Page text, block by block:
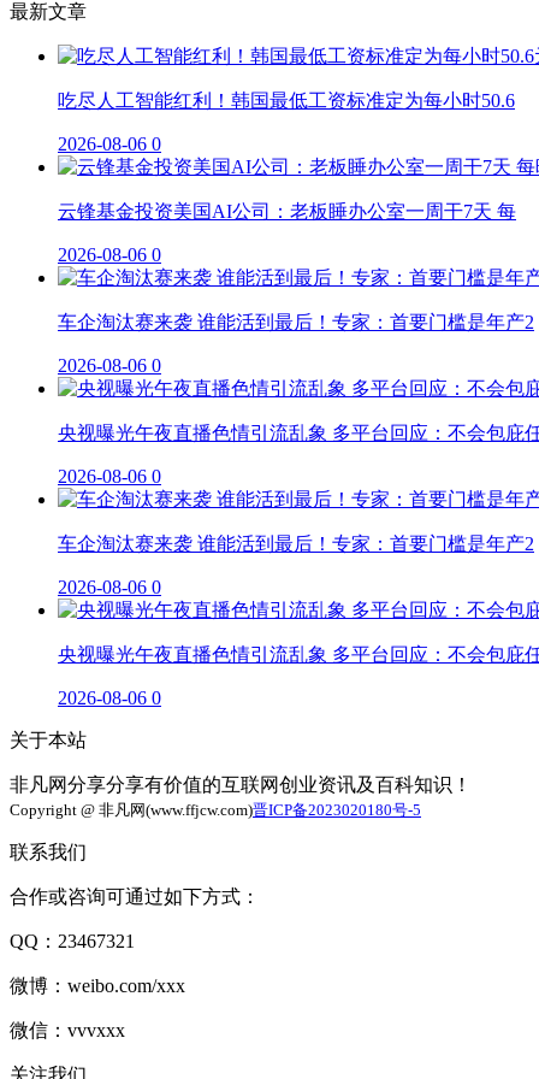
最新文章
吃尽人工智能红利！韩国最低工资标准定为每小时50.6
2026-08-06 0
云锋基金投资美国AI公司：老板睡办公室一周干7天 每
2026-08-06 0
车企淘汰赛来袭 谁能活到最后！专家：首要门槛是年产2
2026-08-06 0
央视曝光午夜直播色情引流乱象 多平台回应：不会包庇
2026-08-06 0
车企淘汰赛来袭 谁能活到最后！专家：首要门槛是年产2
2026-08-06 0
央视曝光午夜直播色情引流乱象 多平台回应：不会包庇
2026-08-06 0
关于本站
非凡网分享分享有价值的互联网创业资讯及百科知识！
Copyright @ 非凡网(www.ffjcw.com)晋ICP备2023020180号-5
联系我们
合作或咨询可通过如下方式：
QQ：23467321
微博：weibo.com/xxx
微信：vvvxxx
关注我们